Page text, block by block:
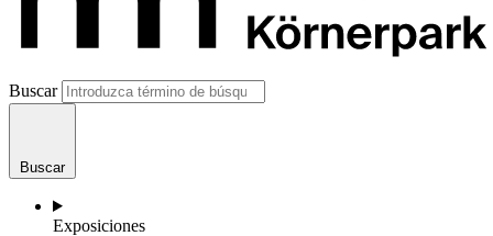
Buscar
Buscar
Exposiciones